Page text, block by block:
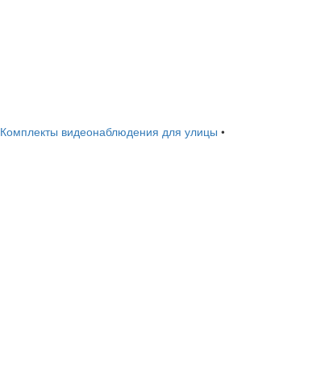
Комплекты видеонаблюдения для улицы •